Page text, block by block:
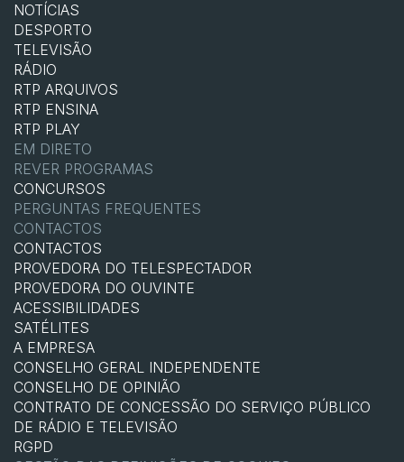
NOTÍCIAS
DESPORTO
TELEVISÃO
RÁDIO
RTP ARQUIVOS
RTP ENSINA
RTP PLAY
EM DIRETO
REVER PROGRAMAS
CONCURSOS
PERGUNTAS FREQUENTES
CONTACTOS
CONTACTOS
PROVEDORA DO TELESPECTADOR
PROVEDORA DO OUVINTE
ACESSIBILIDADES
SATÉLITES
A EMPRESA
CONSELHO GERAL INDEPENDENTE
CONSELHO DE OPINIÃO
CONTRATO DE CONCESSÃO DO SERVIÇO PÚBLICO
DE RÁDIO E TELEVISÃO
RGPD